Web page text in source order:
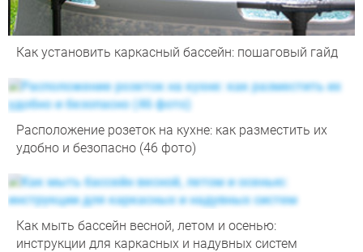
Как установить каркасный бассейн: пошаговый гайд
Расположение розеток на кухне: как разместить их
удобно и безопасно (46 фото)
Как мыть бассейн весной, летом и осенью:
инструкции для каркасных и надувных систем